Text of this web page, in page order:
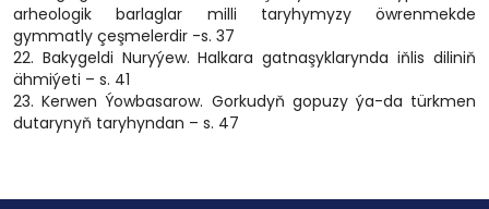
arheologik barlaglar milli taryhymyzy öwrenmekde
gymmatly çeşmelerdir -s. 37
22. Bakygeldi Nuryýew. Halkara gatnaşyklarynda iňlis diliniň
ähmiýeti – s. 41
23. Kerwen Ýowbasarow. Gorkudyň gopuzy ýa-da türkmen
dutarynyň taryhyndan – s. 47